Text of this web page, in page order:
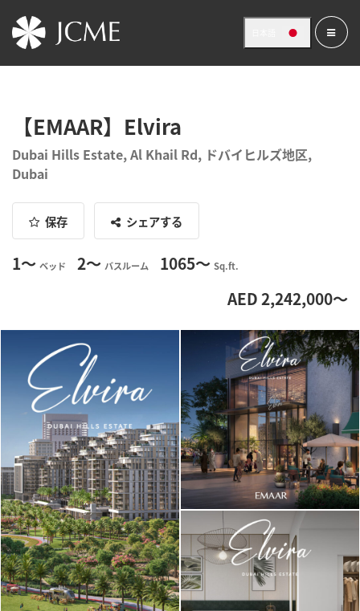
【EMAAR】Elvira
Dubai Hills Estate, Al Khail Rd, ドバイヒルズ地区,
Dubai
保存 シェアする
1〜 ベッド 2〜 バスルーム 1065〜 Sq.ft.
AED 2,242,000〜